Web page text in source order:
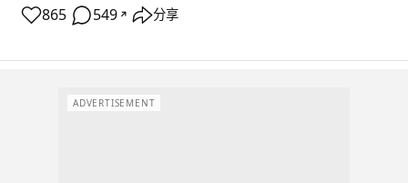
865 549 ↗ 分享
ADVERTISEMENT